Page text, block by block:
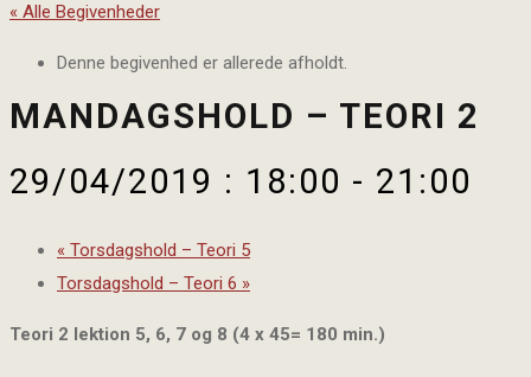
« Alle Begivenheder
Denne begivenhed er allerede afholdt.
MANDAGSHOLD – TEORI 2
29/04/2019 : 18:00 - 21:00
« Torsdagshold – Teori 5
Torsdagshold – Teori 6 »
Teori 2 lektion 5, 6, 7 og 8 (4 x 45= 180 min.)